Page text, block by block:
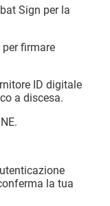
Sign per la
firmare
ID digitale
a discesa.
.
la tua